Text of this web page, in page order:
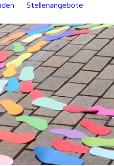
Stellenangebote